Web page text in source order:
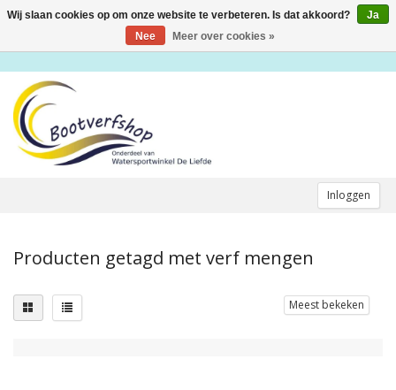
Inloggen
Toggle
Producten getagd met verf mengen
Meest bekeken
Wij slaan cookies op om onze website te verbeteren. Is dat akkoord?
Ja
Nee
Meer over cookies »